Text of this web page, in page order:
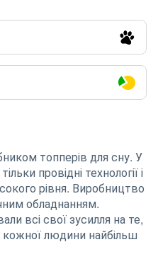
топперів для сну. У
провідні технології і
рівня. Виробництво
обладнанням.
всі свої зусилля на те,
людини найбільш